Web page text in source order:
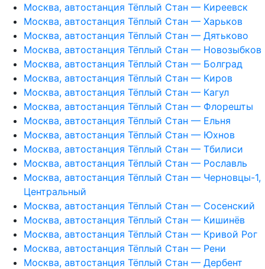
Москва, автостанция Тёплый Стан — Киреевск
Москва, автостанция Тёплый Стан — Харьков
Москва, автостанция Тёплый Стан — Дятьково
Москва, автостанция Тёплый Стан — Новозыбков
Москва, автостанция Тёплый Стан — Болград
Москва, автостанция Тёплый Стан — Киров
Москва, автостанция Тёплый Стан — Кагул
Москва, автостанция Тёплый Стан — Флорешты
Москва, автостанция Тёплый Стан — Ельня
Москва, автостанция Тёплый Стан — Юхнов
Москва, автостанция Тёплый Стан — Тбилиси
Москва, автостанция Тёплый Стан — Рославль
Москва, автостанция Тёплый Стан — Черновцы-1,
Центральный
Москва, автостанция Тёплый Стан — Сосенский
Москва, автостанция Тёплый Стан — Кишинёв
Москва, автостанция Тёплый Стан — Кривой Рог
Москва, автостанция Тёплый Стан — Рени
Москва, автостанция Тёплый Стан — Дербент